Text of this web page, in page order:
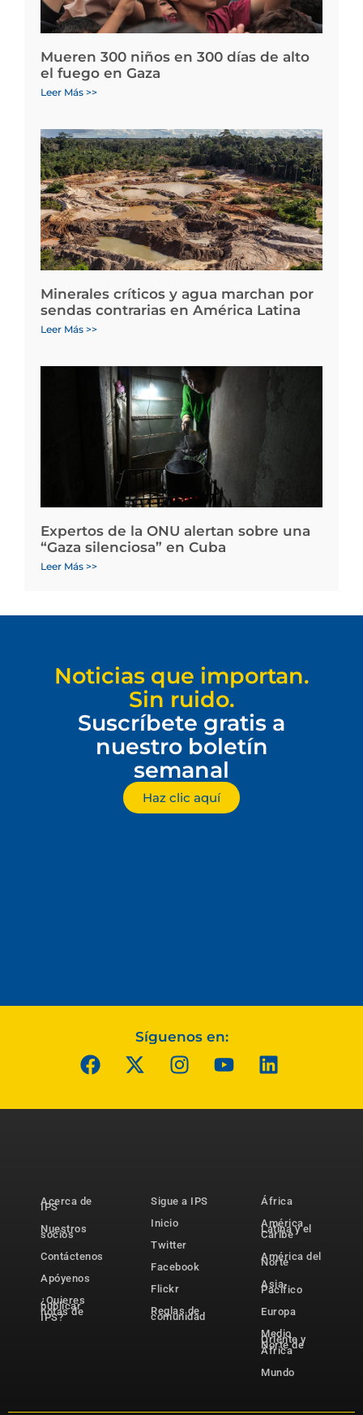
Mueren 300 niños en 300 días de alto
el fuego en Gaza
Leer Más >>
Minerales críticos y agua marchan por
sendas contrarias en América Latina
Leer Más >>
Expertos de la ONU alertan sobre una
“Gaza silenciosa” en Cuba
Leer Más >>
Noticias que importan.
Sin ruido.
Suscríbete gratis a
nuestro boletín
semanal
Haz clic aquí
Síguenos en:
Acerca de
IPS
Nuestros
socios
Contáctenos
Apóyenos
¿Quieres
publicar
notas de
IPS?
Sigue a IPS
Inicio
Twitter
Facebook
Flickr
Reglas de
comunidad
África
América
Latina y el
Caribe
América del
Norte
Asia-
Pacífico
Europa
Medio
Oriente y
Norte de
África
Mundo